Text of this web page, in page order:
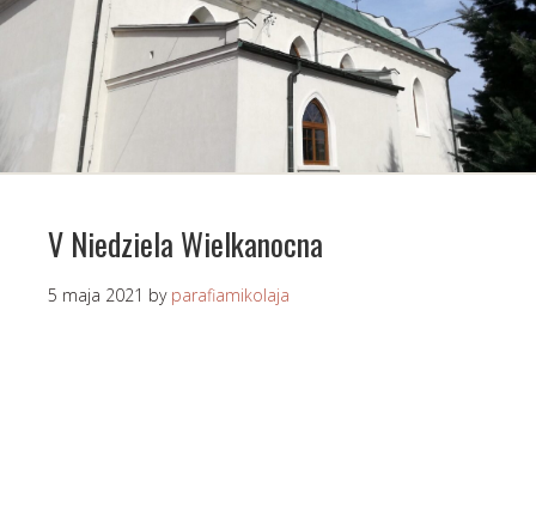
V Niedziela Wielkanocna
5 maja 2021 by parafiamikolaja